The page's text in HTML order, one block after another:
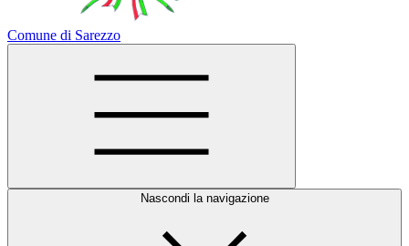
Comune di Sarezzo
Nascondi la navigazione